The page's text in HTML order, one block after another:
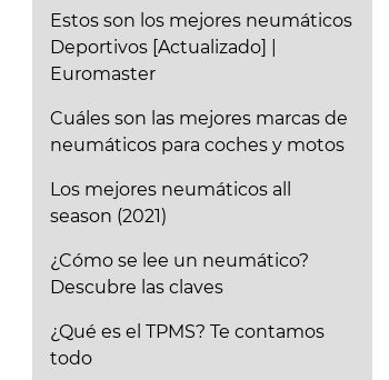
Estos son los mejores neumáticos
Deportivos [Actualizado] |
Euromaster
Cuáles son las mejores marcas de
neumáticos para coches y motos
Los mejores neumáticos all
season (2021)
¿Cómo se lee un neumático?
Descubre las claves
¿Qué es el TPMS? Te contamos
todo